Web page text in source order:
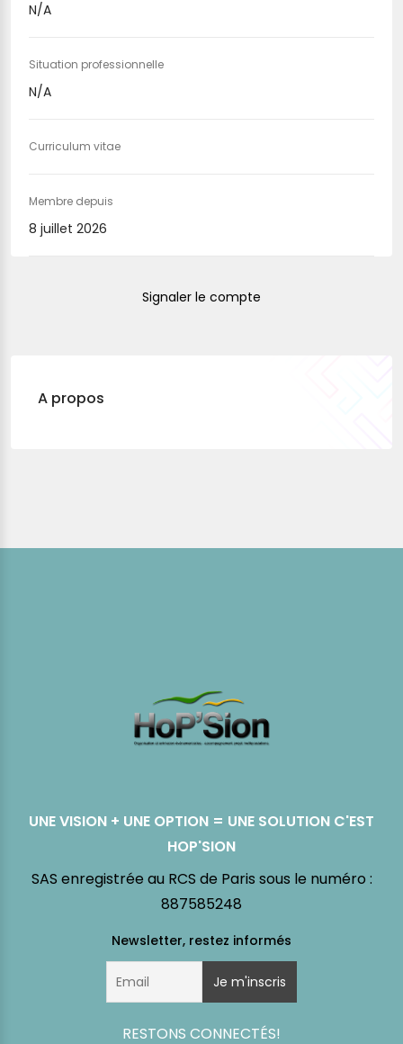
N/A
Situation professionnelle
N/A
Curriculum vitae
Membre depuis
8 juillet 2026
Signaler le compte
A propos
UNE VISION + UNE OPTION = UNE SOLUTION C'EST
HOP'SION
SAS enregistrée au RCS de Paris sous le numéro :
887585248
RESTONS CONNECTÉS!